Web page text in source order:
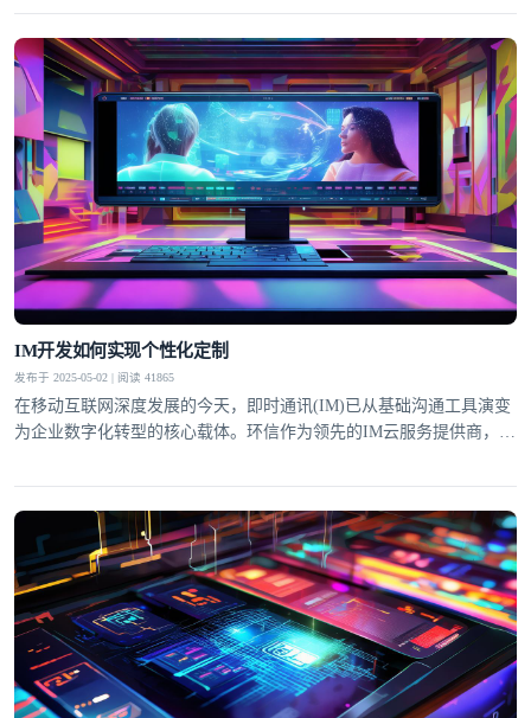
使通讯工具转型为连接用户与业务数据的超级入口。据Gartner研究显
示，集成第三方服务的IM系统可提升企业流程效率达40%，这正是环
信技术架构的核心竞争力所在。标准化接口
IM开发如何实现个性化定制
发布于 2025-05-02 | 阅读 41865
在移动互联网深度发展的今天，即时通讯(IM)已从基础沟通工具演变
为企业数字化转型的核心载体。环信作为领先的IM云服务提供商，通
这种定制化不仅体现在UI界面适配，更贯穿于业务逻辑整合、智能交
互设计等全链路环节，成为提升用户粘性和商业价值的关键突破口。
界面层级的灵活配置环信IM SDK提供超过